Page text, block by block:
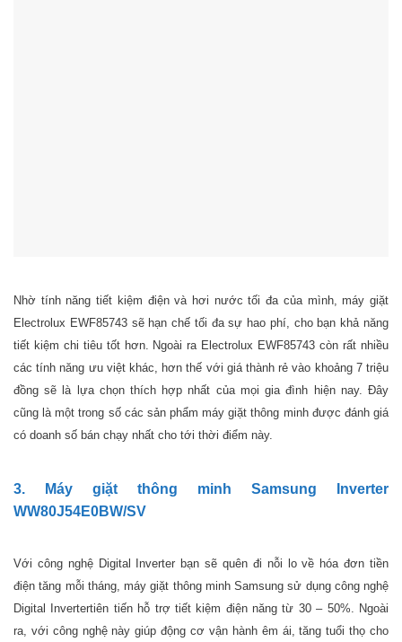
Nhờ tính năng tiết kiệm điện và hơi nước tối đa của mình, máy giặt
Electrolux EWF85743 sẽ hạn chế tối đa sự hao phí, cho bạn khả năng
tiết kiệm chi tiêu tốt hơn. Ngoài ra Electrolux EWF85743 còn rất nhiều
các tính năng ưu việt khác, hơn thế với giá thành rẻ vào khoảng 7 triệu
đồng sẽ là lựa chọn thích hợp nhất của mọi gia đình hiện nay. Đây
cũng là một trong số các sản phẩm máy giặt thông minh được đánh giá
có doanh số bán chạy nhất cho tới thời điểm này.
3. Máy giặt thông minh Samsung Inverter
WW80J54E0BW/SV
Với công nghệ Digital Inverter bạn sẽ quên đi nỗi lo về hóa đơn tiền
điện tăng mỗi tháng, máy giặt thông minh Samsung sử dụng công nghệ
Digital Invertertiên tiến hỗ trợ tiết kiệm điện năng từ 30 – 50%. Ngoài
ra, với công nghệ này giúp động cơ vận hành êm ái, tăng tuổi thọ cho